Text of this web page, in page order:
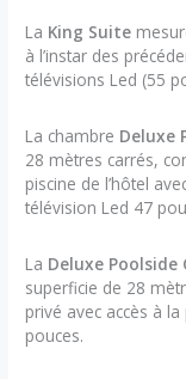
La King Suite
à l’instar des
télévisions Led (55
La chambre Deluxe
28 mètres carrés,
piscine de l’hôtel
télévision Led 47
La Deluxe Poolside
superficie de 28
privé avec accès à
pouces.